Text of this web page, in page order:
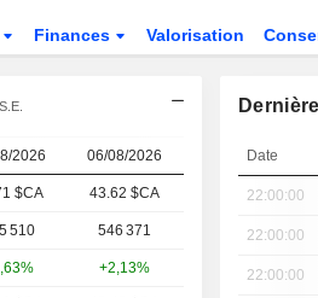
Finances Valorisation
2026 06/08/2026
$CA 43.62 $CA
510 546 371
+2,13%
Date
22:00:00
22:00:00
22:00:00